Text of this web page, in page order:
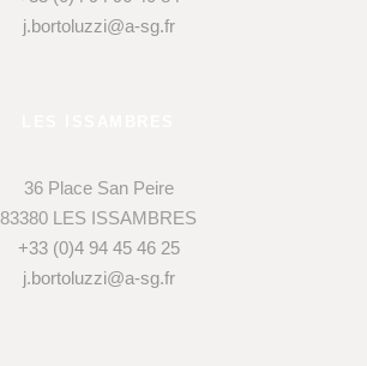
j.bortoluzzi@a-sg.fr
36 Place San Peire
83380 LES ISSAMBRES
+33 (0)4 94 45 46 25
j.bortoluzzi@a-sg.fr